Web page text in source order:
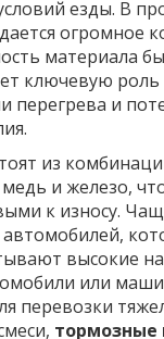
езды. В
огромное
материала
ключевую роль
перегрева и
из
медь и железо,
к износу.
высокие
или
перевозки
тормозные